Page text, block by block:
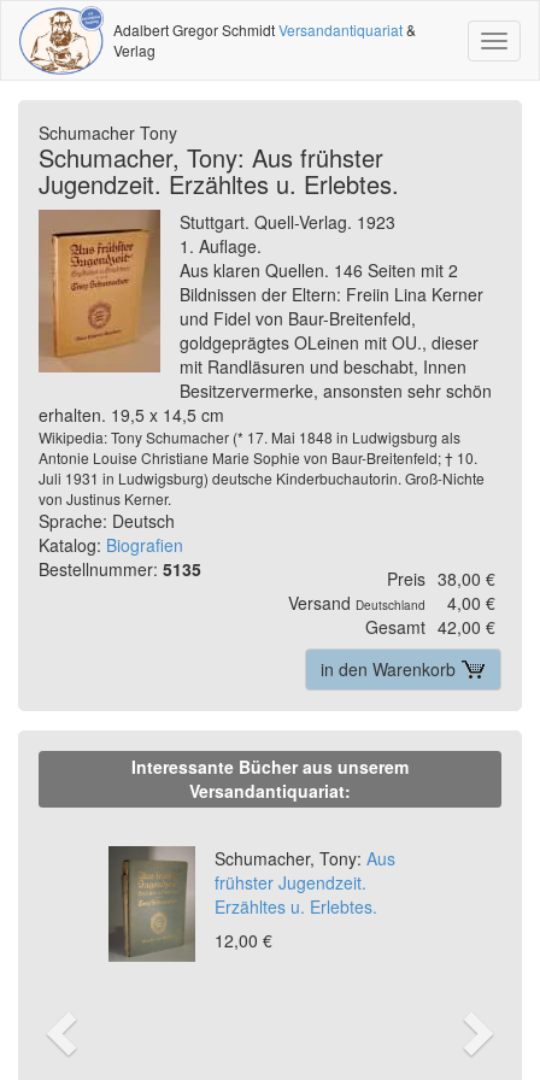
Adalbert Gregor SchmidtVersandantiquariat&
Verlag
Schumacher Tony
Schumacher, Tony: Aus frühster
Jugendzeit. Erzähltes u. Erlebtes.
Stuttgart. Quell-Verlag. 1923
1. Auflage.
Aus klaren Quellen. 146 Seiten mit 2
Bildnissen der Eltern: Freiin Lina Kerner
und Fidel von Baur-Breitenfeld,
goldgeprägtes OLeinen mit OU., dieser
mit Randläsuren und beschabt, Innen
Besitzervermerke, ansonsten sehr schön
erhalten. 19,5 x 14,5 cm
Wikipedia: Tony Schumacher (* 17. Mai 1848 in Ludwigsburg als
Antonie Louise Christiane Marie Sophie von Baur-Breitenfeld; † 10.
Juli 1931 in Ludwigsburg) deutsche Kinderbuchautorin. Groß-Nichte
von Justinus Kerner.
Sprache: Deutsch
Katalog: Biografien
Bestellnummer: 5135 Preis 38,00 €
Versand Deutschland
4,00 €
Gesamt 42,00 €
in den Warenkorb
Interessante Bücher aus unserem
Versandantiquariat:
Schumacher, Tony: Aus
frühster Jugendzeit.
Erzähltes u. Erlebtes.
12,00 €
Previous